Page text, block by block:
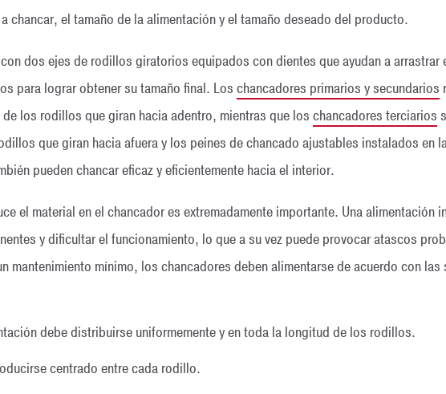
chancar, el tamaño de la alimentación y el tamaño deseado del producto.
dos ejes de rodillos giratorios equipados con dientes que ayudan a arrastrar
para lograr obtener su tamaño final. Los chancadores primarios y secundarios
los rodillos que giran hacia adentro, mientras que los chancadores terciarios
que giran hacia afuera y los peines de chancado ajustables instalados en
pueden chancar eficaz y eficientemente hacia el interior.
el material en el chancador es extremadamente importante. Una alimentación
y dificultar el funcionamiento, lo que a su vez puede provocar atascos
mantenimiento mínimo, los chancadores deben alimentarse de acuerdo con las
debe distribuirse uniformemente y en toda la longitud de los rodillos.
centrado entre cada rodillo.